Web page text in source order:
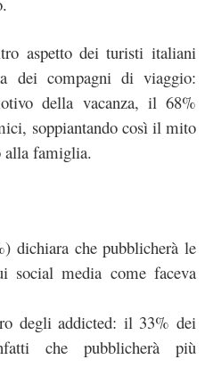
aspetto dei turisti italiani
dei compagni di viaggio:
della vacanza, il 68%
soppiantando così il mito
alla famiglia.
dichiara che pubblicherà le
social media come faceva
degli addicted: il 33% dei
che pubblicherà più